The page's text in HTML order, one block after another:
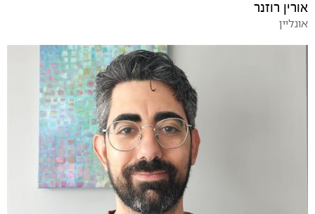
אורין רוזנר
אונליין